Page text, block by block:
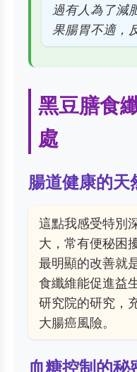
過有人為了減
果腸胃不適，
黑豆膳食
處
腸道健康的天
這點我感受特別
大，常有便秘困
最明顯的改善就
食纖維能促進益
研究院的研究，
大腸癌風險。
血糖控制的秘